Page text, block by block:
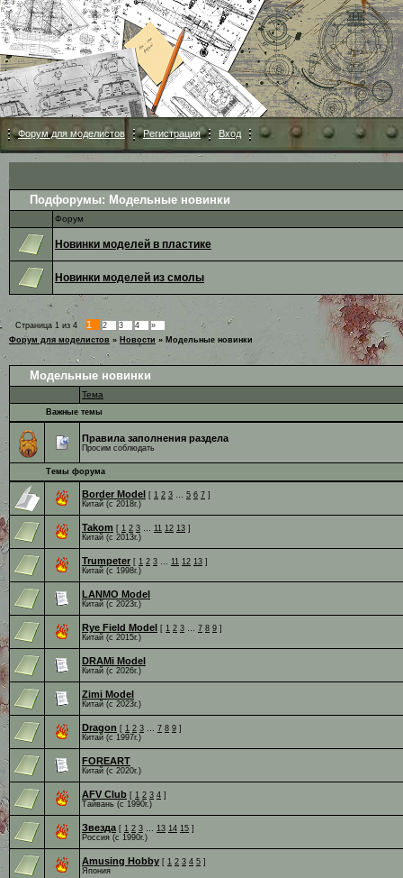
Форум для моделистов Регистрация Вход
Подфорумы: Модельные новинки
Форум
Новинки моделей в пластике
Новинки моделей из смолы
Страница 1 из 4 1 2 3 4
»
Форум для моделистов » Новости » Модельные новинки
Модельные новинки
Тема
Важные темы
Правила заполнения раздела
Просим соблюдать
Темы форума
Border Model [ 1 2 3 … 5 6 7 ]
Китай (c 2018г.)
Takom [ 1 2 3 … 11 12 13 ]
Китай (c 2013г.)
Trumpeter [ 1 2 3 … 11 12 13 ]
Китай (с 1998г.)
LANMO Model
Китай (с 2023г.)
Rye Field Model [ 1 2 3 … 7 8 9 ]
Китай (c 2015г.)
DRAMi Model
Китай (с 2026г.)
Zimi Model
Китай (с 2023г.)
Dragon [ 1 2 3 … 7 8 9 ]
Китай (c 1997г.)
FOREART
Китай (с 2020г.)
AFV Club [ 1 2 3 4 ]
Тайвань (c 1990г.)
Звезда [ 1 2 3 … 13 14 15 ]
Россия (с 1990г.)
Amusing Hobby [ 1 2 3 4 5 ]
Япония